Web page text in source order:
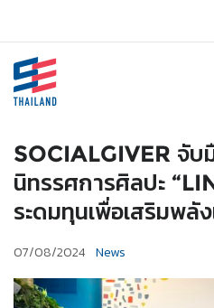
Enterprise: SE
SOCIALGIVER จั
นิทรรศการศิลปะ
ระดมทุนเพื่อเสริมพลัง
07/08/2024 News